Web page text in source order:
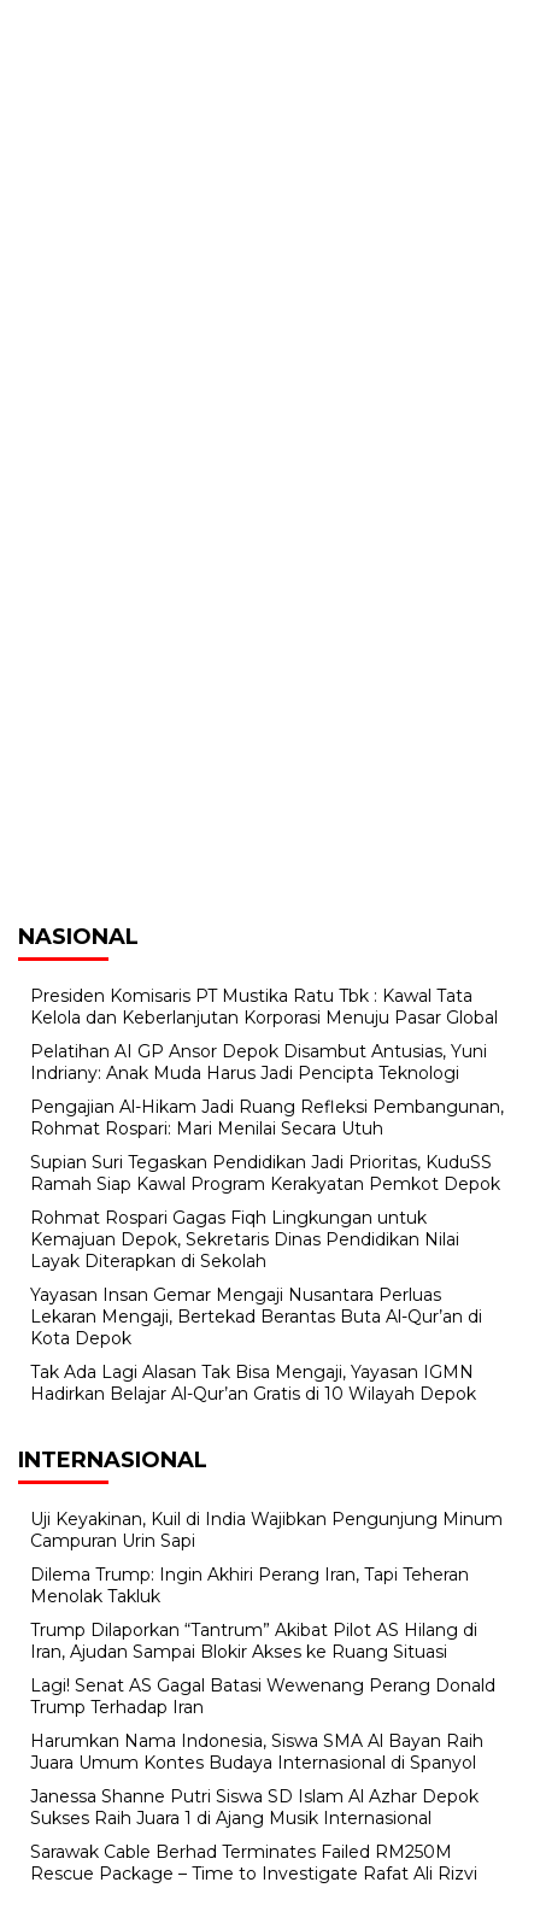
NASIONAL
Presiden Komisaris PT Mustika Ratu Tbk : Kawal Tata
Kelola dan Keberlanjutan Korporasi Menuju Pasar Global
Pelatihan AI GP Ansor Depok Disambut Antusias, Yuni
Indriany: Anak Muda Harus Jadi Pencipta Teknologi
Pengajian Al-Hikam Jadi Ruang Refleksi Pembangunan,
Rohmat Rospari: Mari Menilai Secara Utuh
Supian Suri Tegaskan Pendidikan Jadi Prioritas, KuduSS
Ramah Siap Kawal Program Kerakyatan Pemkot Depok
Rohmat Rospari Gagas Fiqh Lingkungan untuk
Kemajuan Depok, Sekretaris Dinas Pendidikan Nilai
Layak Diterapkan di Sekolah
Yayasan Insan Gemar Mengaji Nusantara Perluas
Lekaran Mengaji, Bertekad Berantas Buta Al-Qur’an di
Kota Depok
Tak Ada Lagi Alasan Tak Bisa Mengaji, Yayasan IGMN
Hadirkan Belajar Al-Qur’an Gratis di 10 Wilayah Depok
INTERNASIONAL
Uji Keyakinan, Kuil di India Wajibkan Pengunjung Minum
Campuran Urin Sapi
Dilema Trump: Ingin Akhiri Perang Iran, Tapi Teheran
Menolak Takluk
Trump Dilaporkan “Tantrum” Akibat Pilot AS Hilang di
Iran, Ajudan Sampai Blokir Akses ke Ruang Situasi
Lagi! Senat AS Gagal Batasi Wewenang Perang Donald
Trump Terhadap Iran
Harumkan Nama Indonesia, Siswa SMA Al Bayan Raih
Juara Umum Kontes Budaya Internasional di Spanyol
Janessa Shanne Putri Siswa SD Islam Al Azhar Depok
Sukses Raih Juara 1 di Ajang Musik Internasional
Sarawak Cable Berhad Terminates Failed RM250M
Rescue Package – Time to Investigate Rafat Ali Rizvi